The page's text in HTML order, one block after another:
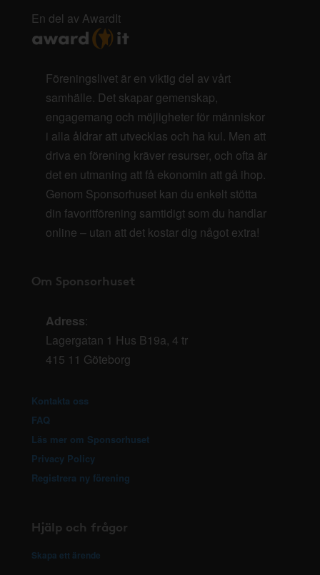
En del av AwardIt
Föreningslivet är en viktig del av vårt
samhälle. Det skapar gemenskap,
engagemang och möjligheter för människor
i alla åldrar att utvecklas och ha kul. Men att
driva en förening kräver resurser, och ofta är
det en utmaning att få ekonomin att gå ihop.
Genom Sponsorhuset kan du enkelt stötta
din favoritförening samtidigt som du handlar
online – utan att det kostar dig något extra!
Om Sponsorhuset
Adress:
Lagergatan 1 Hus B19a, 4 tr
415 11 Göteborg
Kontakta oss
FAQ
Läs mer om Sponsorhuset
Privacy Policy
Registrera ny förening
Hjälp och frågor
Skapa ett ärende